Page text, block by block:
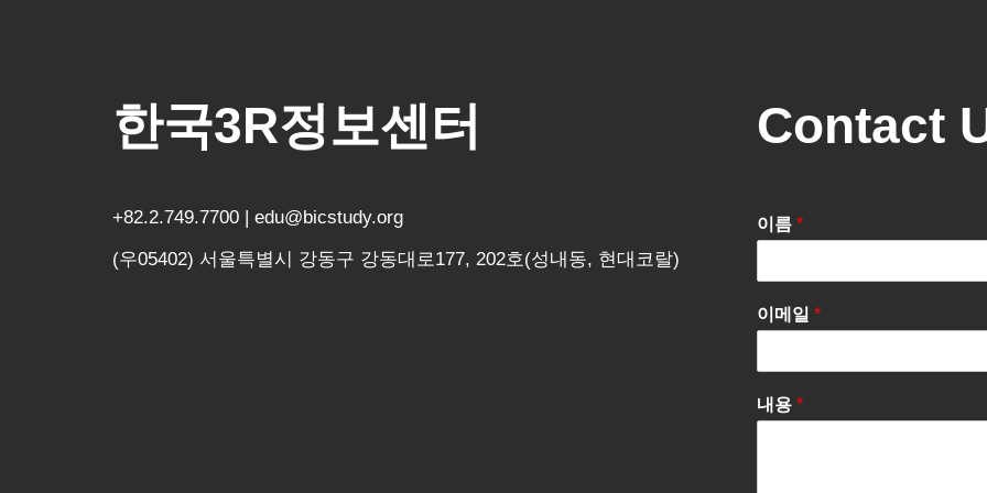
한국3R정보센터
+82.2.749.7700 | edu@bicstudy.org
(우05402) 서울특별시 강동구 강동대로177, 202호(성내동, 현대코랄)
Contact
이름 *
이메일 *
내용 *